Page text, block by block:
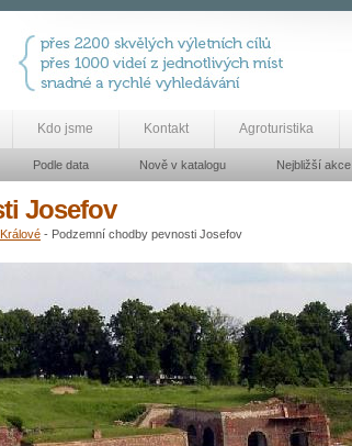
Kdo jsme Kontakt Agroturistika
Podle data Nově v katalogu Nejbližší akce
Josefov
- Podzemní chodby pevnosti Josefov